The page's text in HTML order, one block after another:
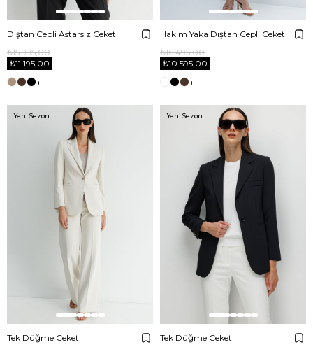
Dıştan Cepli Astarsız Ceket
₺11.195,00
₺15.995,00
+1
Hakim Yaka Dıştan Cepli Ceket
₺10.595,00
₺16.495,00
+1
Tek Düğme Ceket
Yeni Sezon
Tek Düğme Ceket
Yeni Sezon